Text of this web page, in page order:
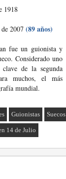
1918
2007 (89 años)
fue un guionista y
Considerado uno
de la segunda
muchos, el más
mundial.
Guionistas Suecos
14 de Julio